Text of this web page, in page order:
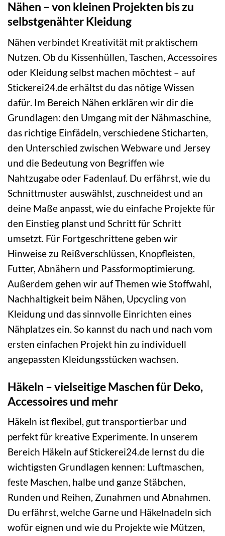
Nähen – von kleinen Projekten bis zu
selbstgenähter Kleidung
Nähen verbindet Kreativität mit praktischem
Nutzen. Ob du Kissenhüllen, Taschen, Accessoires
oder Kleidung selbst machen möchtest – auf
Stickerei24.de erhältst du das nötige Wissen
dafür. Im Bereich Nähen erklären wir dir die
Grundlagen: den Umgang mit der Nähmaschine,
das richtige Einfädeln, verschiedene Sticharten,
den Unterschied zwischen Webware und Jersey
und die Bedeutung von Begriffen wie
Nahtzugabe oder Fadenlauf. Du erfährst, wie du
Schnittmuster auswählst, zuschneidest und an
deine Maße anpasst, wie du einfache Projekte für
den Einstieg planst und Schritt für Schritt
umsetzt. Für Fortgeschrittene geben wir
Hinweise zu Reißverschlüssen, Knopfleisten,
Futter, Abnähern und Passformoptimierung.
Außerdem gehen wir auf Themen wie Stoffwahl,
Nachhaltigkeit beim Nähen, Upcycling von
Kleidung und das sinnvolle Einrichten eines
Nähplatzes ein. So kannst du nach und nach vom
ersten einfachen Projekt hin zu individuell
angepassten Kleidungsstücken wachsen.
Häkeln – vielseitige Maschen für Deko,
Accessoires und mehr
Häkeln ist flexibel, gut transportierbar und
perfekt für kreative Experimente. In unserem
Bereich Häkeln auf Stickerei24.de lernst du die
wichtigsten Grundlagen kennen: Luftmaschen,
feste Maschen, halbe und ganze Stäbchen,
Runden und Reihen, Zunahmen und Abnahmen.
Du erfährst, welche Garne und Häkelnadeln sich
wofür eignen und wie du Projekte wie Mützen,